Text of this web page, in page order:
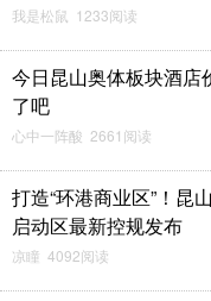
我是松鼠 1233阅读
今日昆山奥体板块酒店
了吧
心中一阵酸 2661阅读
打造“环港商业区”！昆
启动区最新控规发布
凉瞳 4092阅读